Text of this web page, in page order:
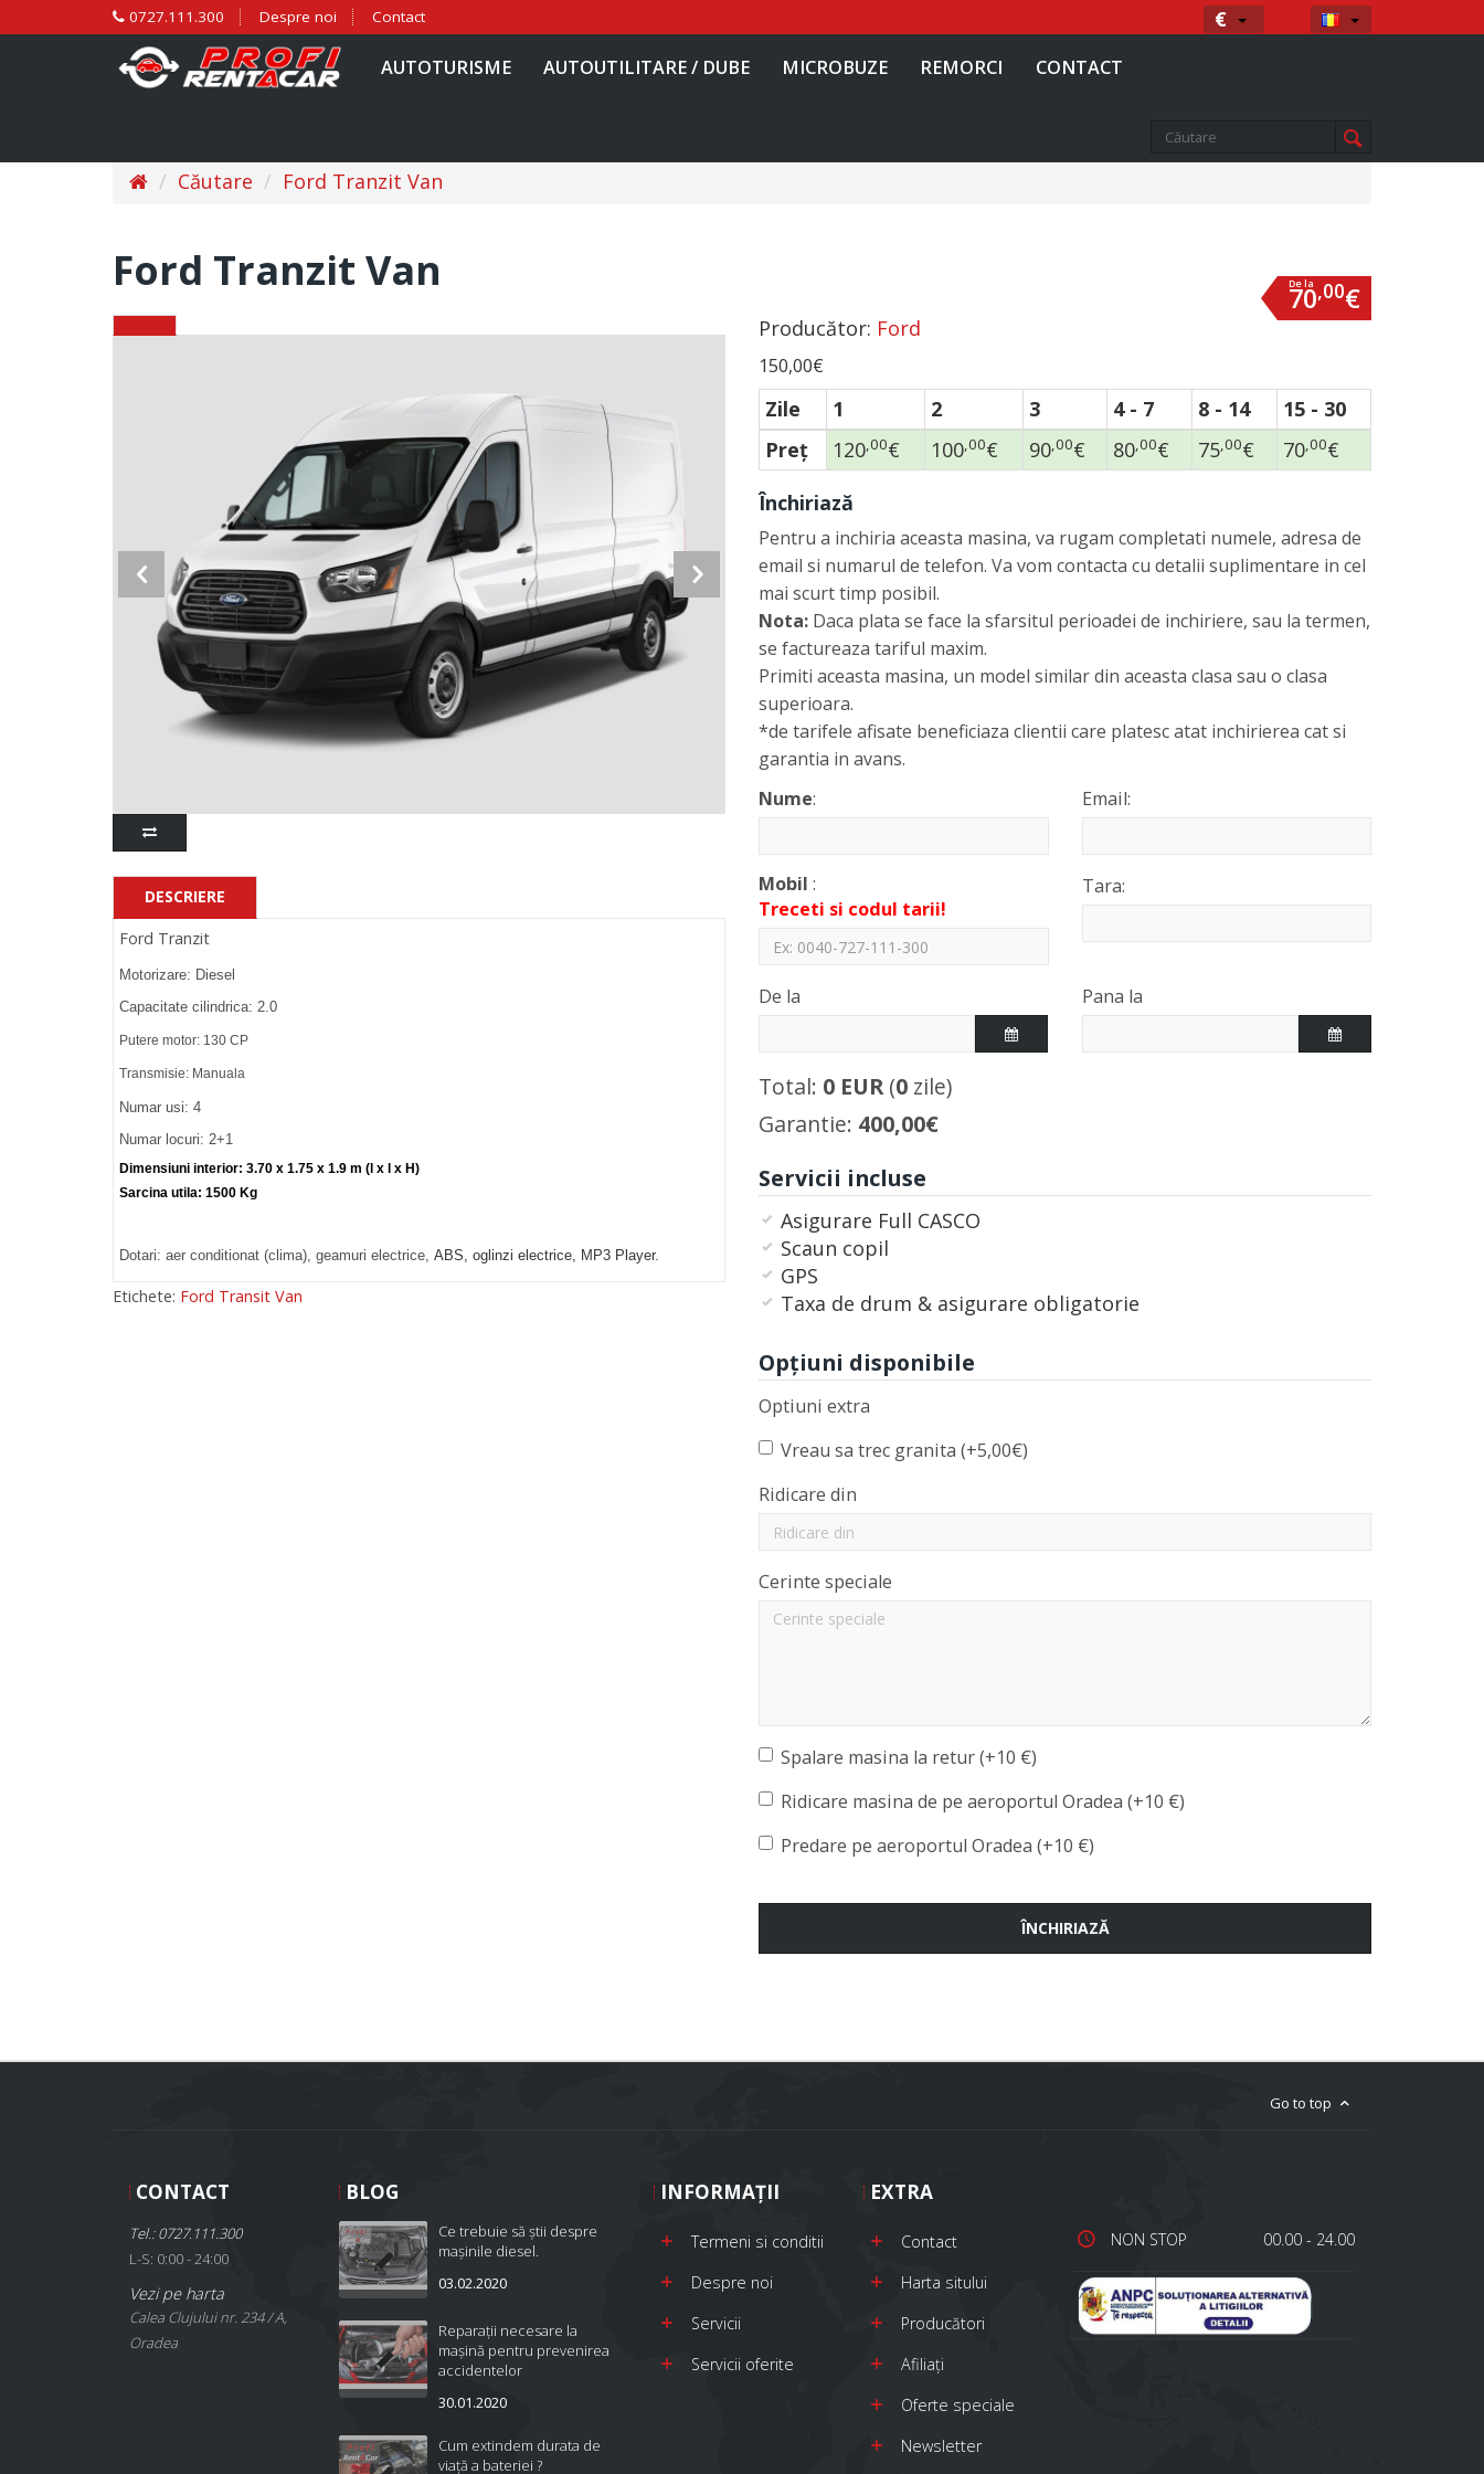
0727.111.300 Despre noi Contact € Moneda Limba
AUTOTURISME AUTOUTILITARE / DUBE MICROBUZE REMORCI CONTACT
Căutare Ford Tranzit Van
Ford Tranzit Van
DESCRIERE
Ford Tranzit
Motorizare: Diesel
Capacitate cilindrica: 2.0
Putere motor: 130 CP
Transmisie: Manuala
Numar usi: 4
Numar locuri: 2+1
Dimensiuni interior: 3.70 x 1.75 x 1.9 m (l x l x H)
Sarcina utila: 1500 Kg
Dotari: aer conditionat (clima), geamuri electrice, ABS, oglinzi electrice, MP3 Player.
Etichete: Ford Transit Van
De la
70,00€
Producător: Ford
150,00€
Zile 1 2 3 4 - 7 8 - 14
15 - 30
Preţ
120,00€ 100,00€ 90,00€ 80,00€ 75,00€ 70,00€
Închiriază
Pentru a inchiria aceasta masina, va rugam completati numele, adresa de
email si numarul de telefon. Va vom contacta cu detalii suplimentare in cel
mai scurt timp posibil.
Nota: Daca plata se face la sfarsitul perioadei de inchiriere, sau la termen,
se factureaza tariful maxim.
Primiti aceasta masina, un model similar din aceasta clasa sau o clasa
superioara.
*de tarifele afisate beneficiaza clientii care platesc atat inchirierea cat si
garantia in avans.
Nume:
Mobil :
Treceti si codul tarii!
Email:
Tara:
De la Pana la
Total: 0 EUR(0 zile)
Garantie: 400,00€
Servicii incluse
Asigurare Full CASCO
Scaun copil
GPS
Taxa de drum & asigurare obligatorie
Opţiuni disponibile
Optiuni extra
Vreau sa trec granita (+5,00€)
Ridicare din
Cerinte speciale
Spalare masina la retur (+10 €)
Ridicare masina de pe aeroportul Oradea (+10 €)
Predare pe aeroportul Oradea (+10 €)
ÎNCHIRIAZĂ
Go to top
CONTACT
Tel.: 0727.111.300
L-S: 0:00 - 24:00
Vezi pe harta
Calea Clujului nr. 234 / A,
Oradea
BLOG
Ce trebuie să știi despre
mașinile diesel.
03.02.2020
Reparații necesare la
mașină pentru prevenirea
accidentelor
30.01.2020
Cum extindem durata de
viață a bateriei ?
INFORMAŢII
Termeni si conditii
Despre noi
Servicii
Servicii oferite
EXTRA
Contact
Harta sitului
Producători
Afiliaţi
Oferte speciale
Newsletter
NON STOP 00.00 - 24.00